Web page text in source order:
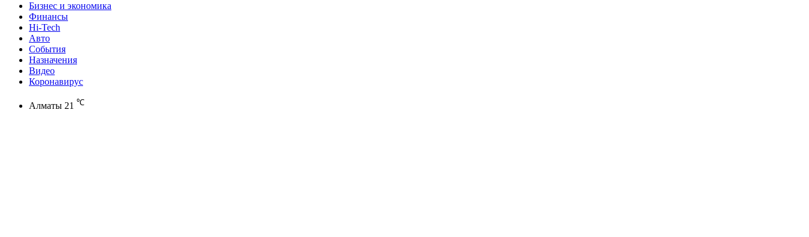
Бизнес и экономика
Финансы
Hi-Tech
Авто
События
Назначения
Видео
Коронавирус
Алматы 21 ℃